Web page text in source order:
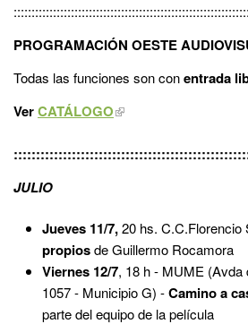
PROGRAMACIÓN OESTE
Todas las funciones son conentrada
VerCATÁLOGO
JULIO
Jueves 11/7,20 hs. C.C.Florencio
propiosde Guillermo Rocamora
Viernes 12/7, 18 h - MUME (Avda
1057 - Municipio G) -Camino a
parte del equipo de la película